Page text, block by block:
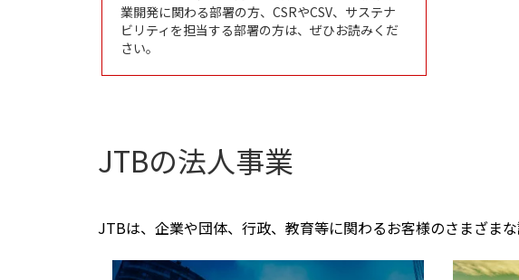
業開発に関わる部署の方、CSRやCSV、サステナ
ビリティを担当する部署の方は、ぜひお読みくだ
さい。
JTBの法人事業
JTBは、企業や団体、行政、教育等に関わるお客様のさまざま